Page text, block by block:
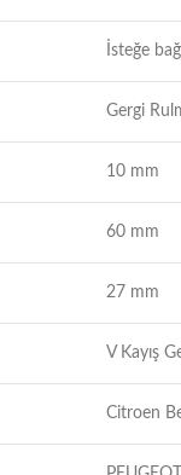
İsteğe
Gergi
10 mm
60 mm
27 mm
V Kayış
Citroen